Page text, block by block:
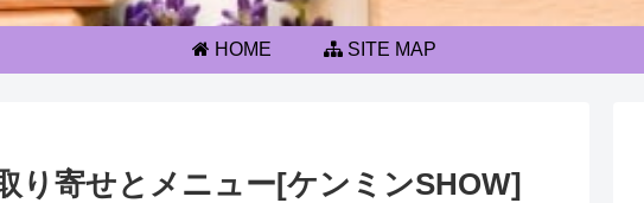
HOME SITE MAP
り寄せとメニュー[ケンミンSHOW]